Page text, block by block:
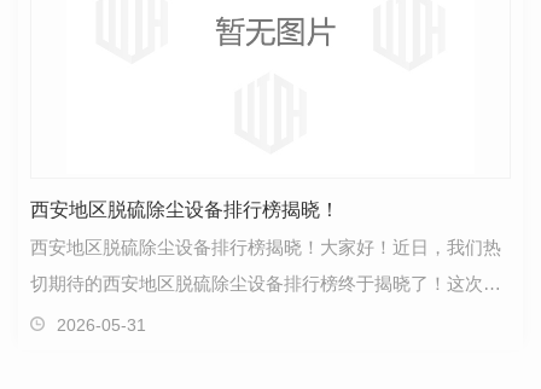
西安地区脱硫除尘设备排行榜揭晓！
西安地区脱硫除尘设备排行榜揭晓！大家好！近日，我们热
切期待的西安地区脱硫除尘设备排行榜终于揭晓了！这次排
行榜由业内..经过深入分析和评比，为我们带来了一份…
2026-05-31